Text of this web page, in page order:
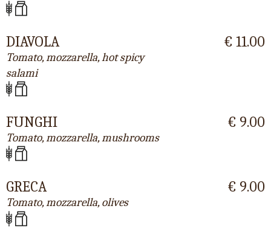
DIAVOLA
Tomato, mozzarella, hot spicy
salami
€ 11.00
FUNGHI
Tomato, mozzarella, mushrooms
€ 9.00
GRECA
Tomato, mozzarella, olives
€ 9.00